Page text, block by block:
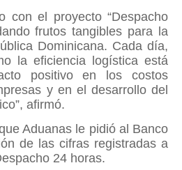
con el proyecto “Despacho
frutos tangibles para la
Dominicana. Cada día,
la eficiencia logística está
positivo en los costos
y en el desarrollo del
afirmó.
Aduanas le pidió al Banco
de las cifras registradas a
24 horas.